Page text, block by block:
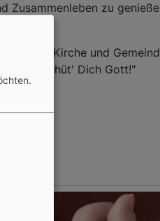
Zusammenleben zu
Kirche und
"Behüt' Dich Gott!"